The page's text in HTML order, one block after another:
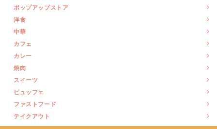
ポップアップストア
洋食
中華
カフェ
カレー
焼肉
スイーツ
ビュッフェ
ファストフード
テイクアウト